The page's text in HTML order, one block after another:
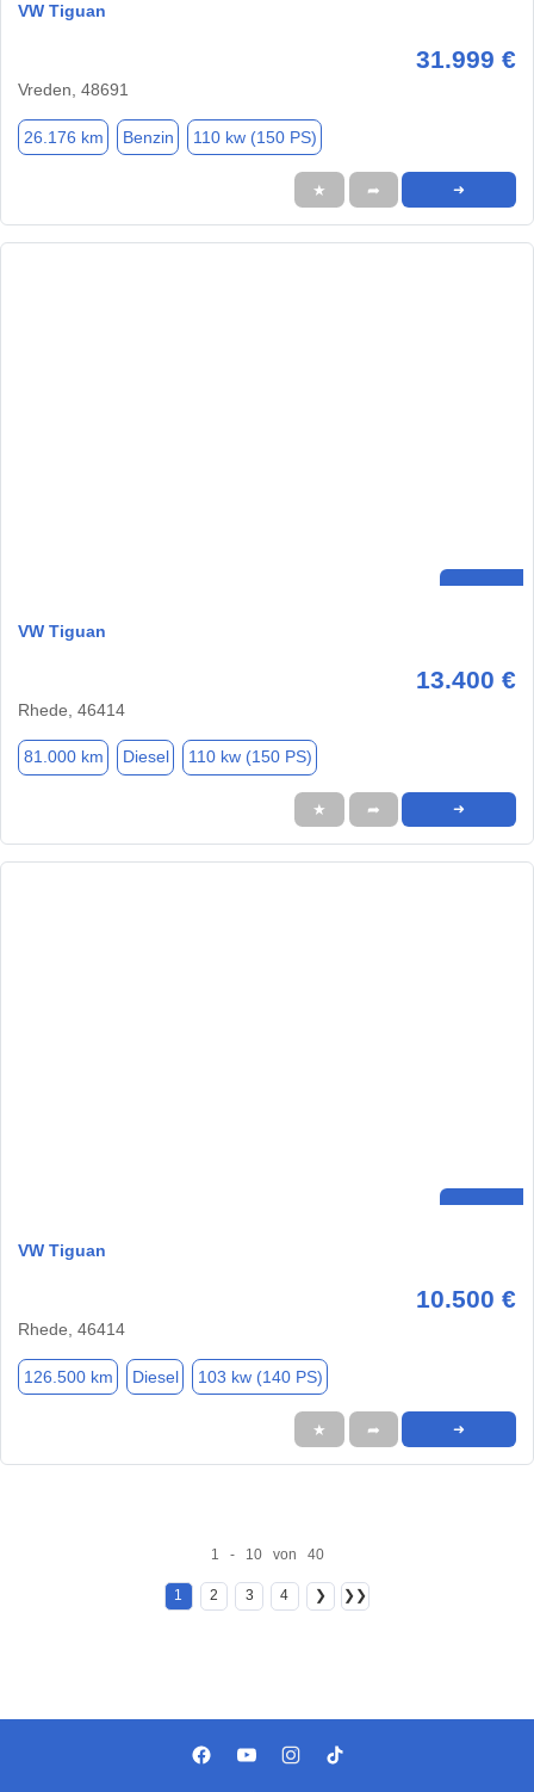
VW Tiguan
31.999 €
Vreden, 48691
26.176 km Benzin 110 kw (150 PS)
★ ➦ ➜
VW Tiguan
13.400 €
Rhede, 46414
81.000 km Diesel 110 kw (150 PS)
★ ➦ ➜
VW Tiguan
10.500 €
Rhede, 46414
126.500 km Diesel 103 kw (140 PS)
★ ➦ ➜
1 - 10 von 40
1 2 3 4 ❯ ❯❯